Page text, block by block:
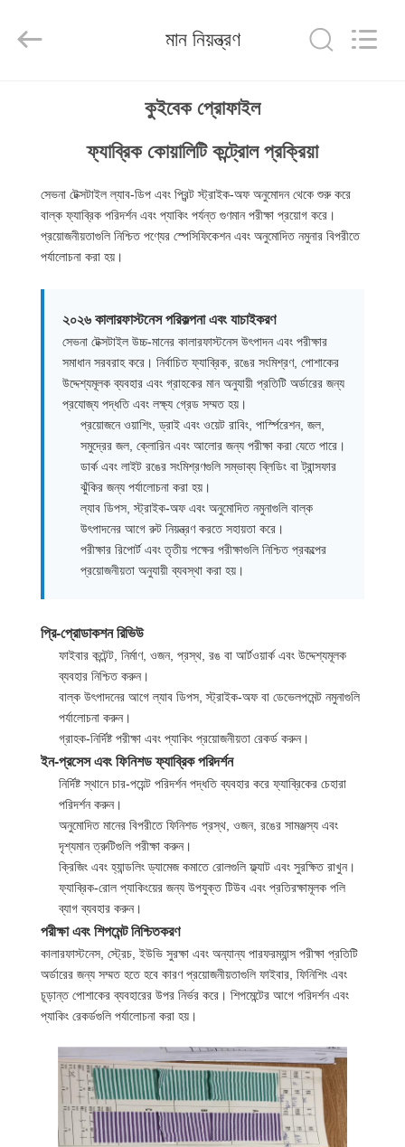
প্রদর্শন
আমাদের
কারখানা
যোগাযোগ
করুন
সাইট
PRIVACY
POLICY
TEXTILE.
মান নিয়ন্ত্রণ
কুইবেক প্রোফাইল
ফ্যাব্রিক কোয়ালিটি কন্ট্রোল প্রক্রিয়া
সেভনা টেক্সটাইল ল্যাব-ডিপ এবং প্রিন্ট স্ট্রাইক-অফ অনুমোদন থেকে শুরু করে
বাল্ক ফ্যাব্রিক পরিদর্শন এবং প্যাকিং পর্যন্ত গুণমান পরীক্ষা প্রয়োগ করে।
প্রয়োজনীয়তাগুলি নিশ্চিত পণ্যের স্পেসিফিকেশন এবং অনুমোদিত নমুনার বিপরীতে
পর্যালোচনা করা হয়।
২০২৬ কালারফাস্টনেস পরিকল্পনা এবং যাচাইকরণ
সেভনা টেক্সটাইল উচ্চ-মানের কালারফাস্টনেস উৎপাদন এবং পরীক্ষার
সমাধান সরবরাহ করে। নির্বাচিত ফ্যাব্রিক, রঙের সংমিশ্রণ, পোশাকের
উদ্দেশ্যমূলক ব্যবহার এবং গ্রাহকের মান অনুযায়ী প্রতিটি অর্ডারের জন্য
প্রযোজ্য পদ্ধতি এবং লক্ষ্য গ্রেড সম্মত হয়।
প্রয়োজনে ওয়াশিং, ড্রাই এবং ওয়েট রাবিং, পার্স্পিরেশন, জল,
সমুদ্রের জল, ক্লোরিন এবং আলোর জন্য পরীক্ষা করা যেতে পারে।
ডার্ক এবং লাইট রঙের সংমিশ্রণগুলি সম্ভাব্য ব্লিডিং বা ট্রান্সফার
ঝুঁকির জন্য পর্যালোচনা করা হয়।
ল্যাব ডিপস, স্ট্রাইক-অফ এবং অনুমোদিত নমুনাগুলি বাল্ক
উৎপাদনের আগে রুট নিয়ন্ত্রণ করতে সহায়তা করে।
পরীক্ষার রিপোর্ট এবং তৃতীয় পক্ষের পরীক্ষাগুলি নিশ্চিত প্রকল্পের
প্রয়োজনীয়তা অনুযায়ী ব্যবস্থা করা হয়।
প্রি-প্রোডাকশন রিভিউ
ফাইবার কন্টেন্ট, নির্মাণ, ওজন, প্রস্থ, রঙ বা আর্টওয়ার্ক এবং উদ্দেশ্যমূলক
ব্যবহার নিশ্চিত করুন।
বাল্ক উৎপাদনের আগে ল্যাব ডিপস, স্ট্রাইক-অফ বা ডেভেলপমেন্ট নমুনাগুলি
পর্যালোচনা করুন।
গ্রাহক-নির্দিষ্ট পরীক্ষা এবং প্যাকিং প্রয়োজনীয়তা রেকর্ড করুন।
ইন-প্রসেস এবং ফিনিশড ফ্যাব্রিক পরিদর্শন
নির্দিষ্ট স্থানে চার-পয়েন্ট পরিদর্শন পদ্ধতি ব্যবহার করে ফ্যাব্রিকের চেহারা
পরিদর্শন করুন।
অনুমোদিত মানের বিপরীতে ফিনিশড প্রস্থ, ওজন, রঙের সামঞ্জস্য এবং
দৃশ্যমান ত্রুটিগুলি পরীক্ষা করুন।
ক্রিজিং এবং হ্যান্ডলিং ড্যামেজ কমাতে রোলগুলি ফ্ল্যাট এবং সুরক্ষিত রাখুন।
ফ্যাব্রিক-রোল প্যাকিংয়ের জন্য উপযুক্ত টিউব এবং প্রতিরক্ষামূলক পলি
ব্যাগ ব্যবহার করুন।
পরীক্ষা এবং শিপমেন্ট নিশ্চিতকরণ
কালারফাস্টনেস, স্ট্রেচ, ইউভি সুরক্ষা এবং অন্যান্য পারফরম্যান্স পরীক্ষা প্রতিটি
অর্ডারের জন্য সম্মত হতে হবে কারণ প্রয়োজনীয়তাগুলি ফাইবার, ফিনিশিং এবং
চূড়ান্ত পোশাকের ব্যবহারের উপর নির্ভর করে। শিপমেন্টের আগে পরিদর্শন এবং
প্যাকিং রেকর্ডগুলি পর্যালোচনা করা হয়।